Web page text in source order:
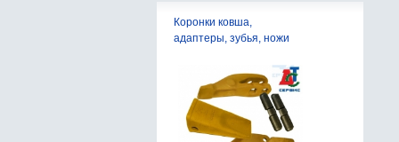
Сервисные комплекты дорожных
фрез
асфальтоукладчиков
Выглаживающие плиты
Цепи питателя
Звездочки привода
Валы питателей
Коронки ковша,
адаптеры, зубья, ножи